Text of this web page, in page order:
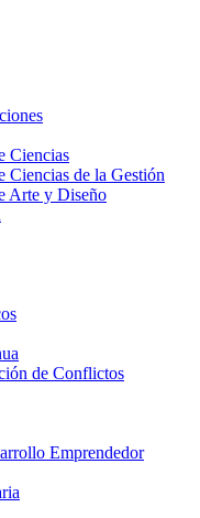
Ciencias
Ciencias de la Gestión
Arte y Diseño
de Conflictos
Emprendedor